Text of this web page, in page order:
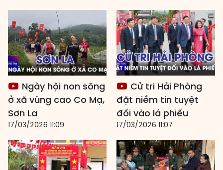
Ngày hội non sông
ở xã vùng cao Co Mạ,
Sơn La
17/03/2026 11:09
Cử tri Hải Phòng
đặt niềm tin tuyệt
đối vào lá phiếu
17/03/2026 11:07